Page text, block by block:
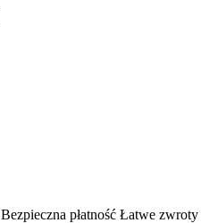
Bezpieczna płatność Łatwe zwroty